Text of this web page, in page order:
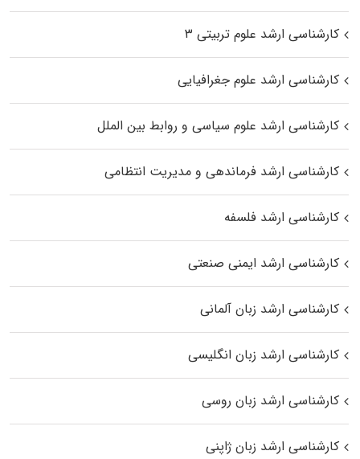
کارشناسی ارشد علوم تربیتی ۳
کارشناسی ارشد علوم جغرافیایی
کارشناسی ارشد علوم سیاسی و روابط بین الملل
کارشناسی ارشد فرماندهی و مدیریت انتظامی
کارشناسی ارشد فلسفه
کارشناسی ارشد ایمنی صنعتی
کارشناسی ارشد زبان آلمانی
کارشناسی ارشد زبان انگلیسی
کارشناسی ارشد زبان روسی
کارشناسی ارشد زبان ژاپنی